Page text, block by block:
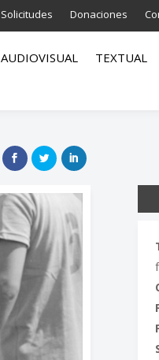
Solicitudes Donaciones
AUDIOVISUAL TEXTUAL